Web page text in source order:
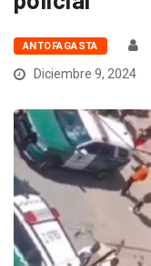
ANTOFAGASTA
Diciembre 9, 2024